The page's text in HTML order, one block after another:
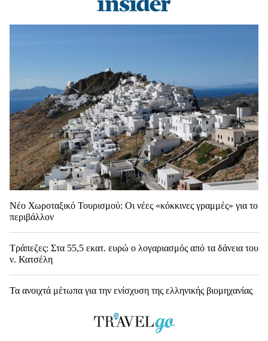
Νέο Χωροταξικό Τουρισμού: Οι νέες «κόκκινες γραμμές» για το
περιβάλλον
Τράπεζες: Στα 55,5 εκατ. ευρώ ο λογαριασμός από τα δάνεια του
ν. Κατσέλη
Τα ανοιχτά μέτωπα για την ενίσχυση της ελληνικής βιομηχανίας